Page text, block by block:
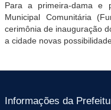
Para a primeira-dama e
Municipal Comunitária
cerimônia de inauguração
a cidade novas
Informações da